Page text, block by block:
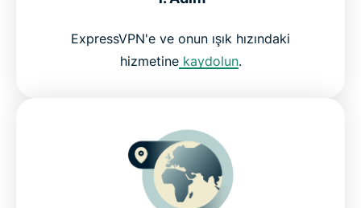
Neden ExpressVPN kullanmalısınız?
ExpressVPN'e ve onun ışık hızındaki
hizmetinekaydolun.